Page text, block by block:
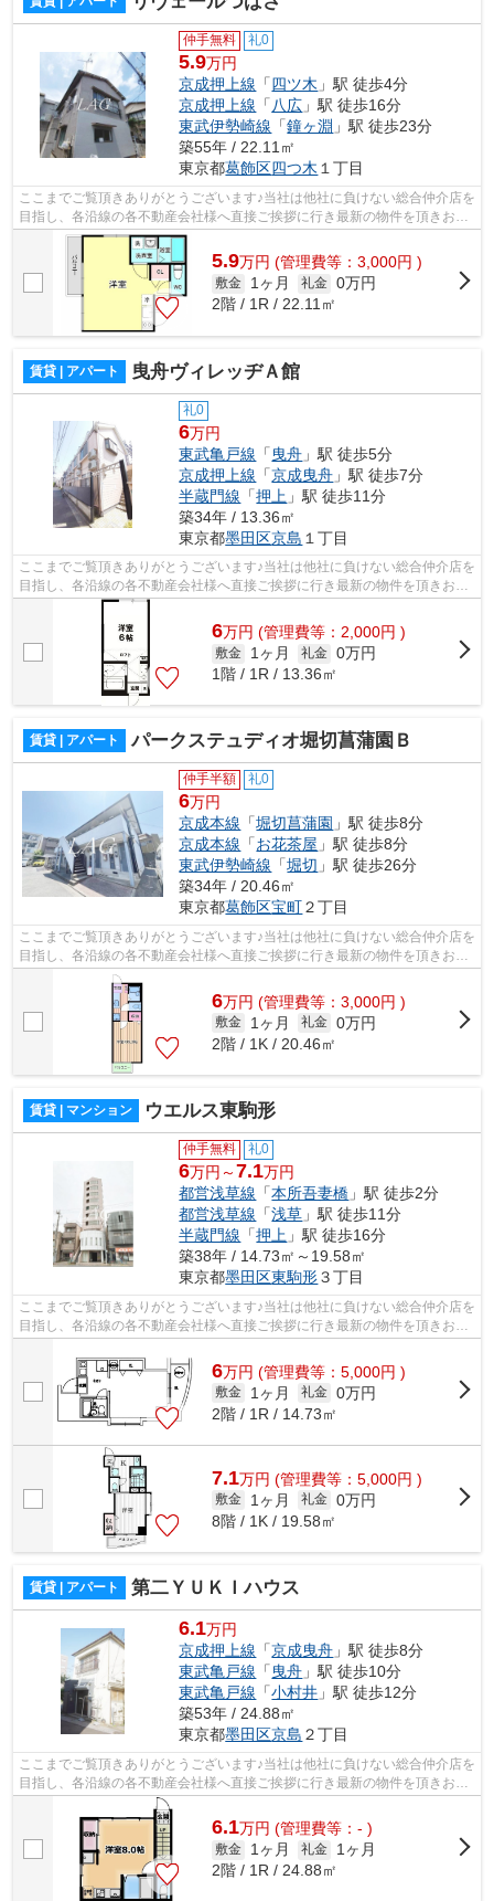
仲手無料 礼0
5.9万円
京成押上線 「四ツ木 」駅 徒歩4分
京成押上線 「 八広 」駅 徒歩16分
東武伊勢崎線 「鐘ヶ淵 」駅 徒歩23分
築55年 / 22.11㎡
東京都葛飾区四つ木 １丁目
ここまでご覧頂きありがとうございます♪当社は他社に負けない総合仲介店を
目指し、各沿線の各不動産会社様へ直接ご挨拶に行き最新の物件を頂きお客
様へ提供しております！最新の情報は...
5.9万円 (管理費等：3,000円 )
敷金 1ヶ月 礼金 0万円
2階 / 1R / 22.11㎡
賃貸 | アパート 曳舟ヴィレッヂＡ館
礼0
6万円
東武亀戸線 「曳舟 」駅 徒歩5分
京成押上線 「京成曳舟 」駅 徒歩7分
半蔵門線 「押上 」駅 徒歩11分
築34年 / 13.36㎡
東京都墨田区京島 １丁目
ここまでご覧頂きありがとうございます♪当社は他社に負けない総合仲介店を
目指し、各沿線の各不動産会社様へ直接ご挨拶に行き最新の物件を頂きお客
様へ提供しております！最新の情報は...
6万円 (管理費等：2,000円 )
敷金 1ヶ月 礼金 0万円
1階 / 1R / 13.36㎡
賃貸 | アパート パークステュディオ堀切菖蒲園Ｂ
仲手半額 礼0
6万円
京成本線 「堀切菖蒲園 」駅 徒歩8分
京成本線 「お花茶屋 」駅 徒歩8分
東武伊勢崎線 「堀切 」駅 徒歩26分
築34年 / 20.46㎡
東京都葛飾区宝町２丁目
ここまでご覧頂きありがとうございます♪当社は他社に負けない総合仲介店を
目指し、各沿線の各不動産会社様へ直接ご挨拶に行き最新の物件を頂きお客
様へ提供しております！最新の情報は...
6万円 (管理費等：3,000円 )
敷金 1ヶ月 礼金 0万円
2階 / 1K / 20.46㎡
賃貸 | マンション ウエルス東駒形
仲手無料 礼0
6万円～7.1万円
都営浅草線 「本所吾妻橋 」駅 徒歩2分
都営浅草線 「浅草 」駅 徒歩11分
半蔵門線 「押上 」駅 徒歩16分
築38年 / 14.73㎡～19.58㎡
東京都墨田区東駒形３丁目
ここまでご覧頂きありがとうございます♪当社は他社に負けない総合仲介店を
目指し、各沿線の各不動産会社様へ直接ご挨拶に行き最新の物件を頂きお客
6万円 (管理費等：5,000円 )
敷金 1ヶ月 礼金 0万円
2階 / 1R / 14.73㎡
7.1万円 (管理費等：5,000円 )
敷金 1ヶ月 礼金 0万円
8階 / 1K / 19.58㎡
賃貸 | アパート 第二ＹＵＫＩハウス
6.1万円
京成押上線 「京成曳舟 」駅 徒歩8分
東武亀戸線 「 曳舟 」駅 徒歩10分
東武亀戸線 「小村井 」駅 徒歩12分
築53年 / 24.88㎡
東京都墨田区京島 ２丁目
ここまでご覧頂きありがとうございます♪当社は他社に負けない総合仲介店を
目指し、各沿線の各不動産会社様へ直接ご挨拶に行き最新の物件を頂きお客
様へ提供しております！最新の情報は...
6.1万円 (管理費等：- )
敷金 1ヶ月 礼金
1ヶ月
2階 / 1R / 24.88㎡